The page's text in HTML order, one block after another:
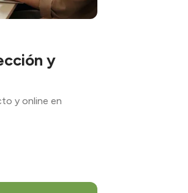
y
y online en